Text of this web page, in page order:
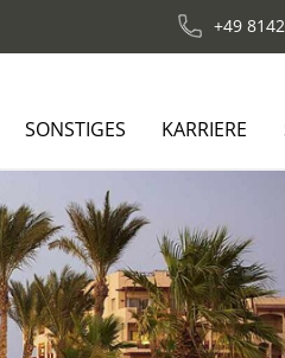
+49
SONSTIGES KARRIERE